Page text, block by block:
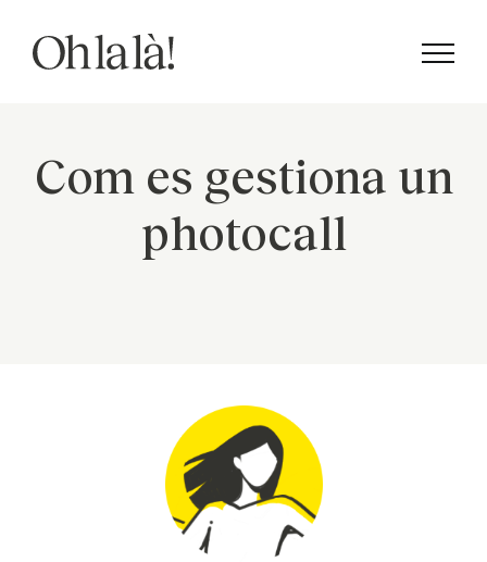
content
Com es gestiona un
photocall